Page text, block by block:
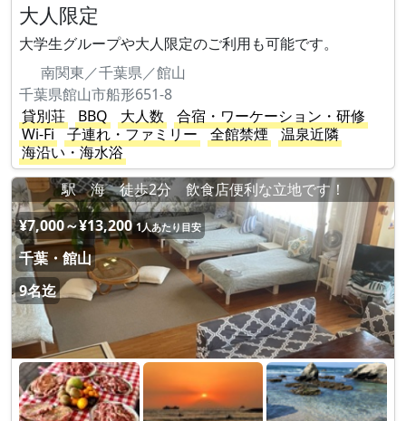
大人限定
大学生グループや大人限定のご利用も可能です。
南関東／千葉県／館山
千葉県館山市船形651-8
貸別荘
BBQ 大人数
合宿・ワーケーション・研修
Wi-Fi
子連れ・ファミリー 全館禁煙
温泉近隣
海沿い・海水浴
駅 海 徒歩2分 飲食店便利な立地です！
¥7,000～¥13,200 1人あたり目安
千葉・館山
9名迄